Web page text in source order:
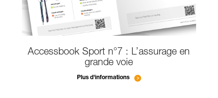
Accessbook Sport n°7 : L’assurage en
grande voie
Plus d'informations